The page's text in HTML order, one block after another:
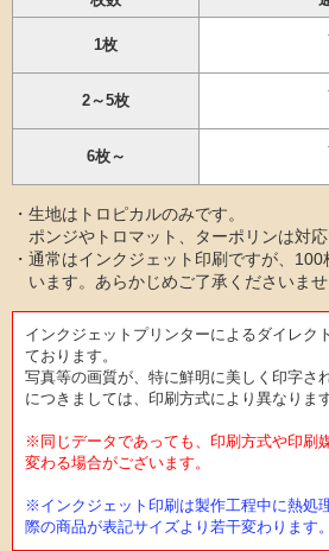
1枚
2～5枚
6枚～
・生地はトロピカルのみです。
ポンジやトロマット、ターポリンは対応
・通常はインクジェット印刷ですが、
います。あらかじめご了承くださいませ
インクジェットプリンターによるダイレク
ております。
写真等の画質が、特に鮮明に美しく印字さ
につきましては、印刷方式により異なります
※同じデータであっても、印刷方式や印刷
変わる場合がございます。
※インクジェット印刷は製作工程中に熱処
際の商品が表記サイズより若干変わります。